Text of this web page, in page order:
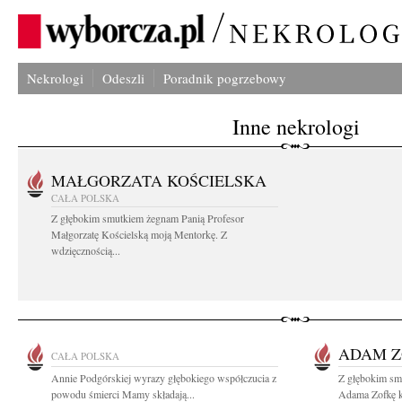
Nekrologi Odeszli Poradnik pogrzebowy
Inne nekrologi
MAŁGORZATA KOŚCIELSKA
CAŁA POLSKA
Z głębokim smutkiem żegnam Panią Profesor
Małgorzatę Kościelską moją Mentorkę. Z
wdzięcznością...
CAŁA POLSKA
Annie Podgórskiej wyrazy głębokiego współczucia z
powodu śmierci Mamy składają...
ADAM
Z głębokim
Adama Zofkę